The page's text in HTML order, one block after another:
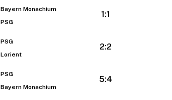
Bayern Monachium
PSG
1:1
PSG
Lorient
2:2
PSG
Bayern Monachium
5:4